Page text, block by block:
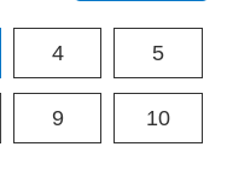
4 5
9 10